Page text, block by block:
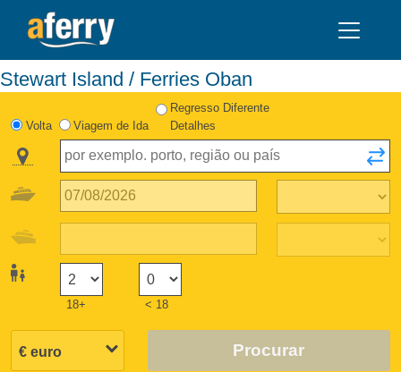
Stewart Island / Ferries Oban
Volta Viagem de Ida
Regresso Diferente
Detalhes
18+ < 18
Procurar